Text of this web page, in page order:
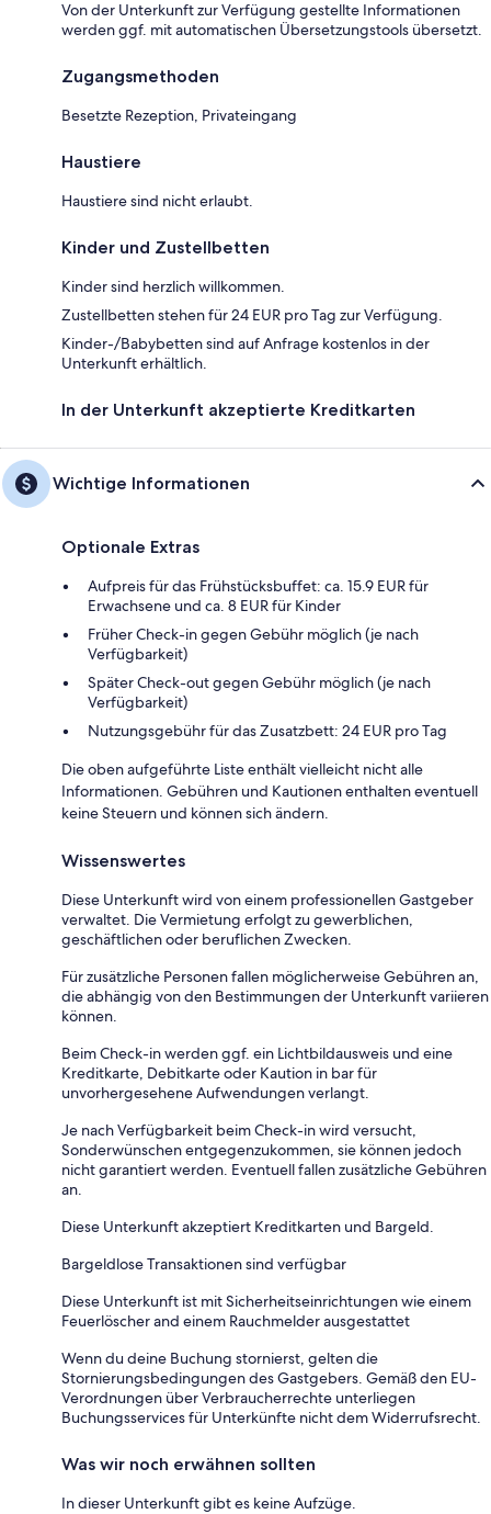
Von der Unterkunft zur Verfügung gestellte Informationen
werden ggf. mit automatischen Übersetzungstools übersetzt.
Zugangsmethoden
Besetzte Rezeption, Privateingang
Haustiere
Haustiere sind nicht erlaubt.
Kinder und Zustellbetten
Kinder sind herzlich willkommen.
Zustellbetten stehen für 24 EUR pro Tag zur Verfügung.
Kinder-/Babybetten sind auf Anfrage kostenlos in der
Unterkunft erhältlich.
In der Unterkunft akzeptierte Kreditkarten
Wichtige Informationen
Optionale Extras
Aufpreis für das Frühstücksbuffet: ca. 15.9 EUR für
Erwachsene und ca. 8 EUR für Kinder
Früher Check-in gegen Gebühr möglich (je nach
Verfügbarkeit)
Später Check-out gegen Gebühr möglich (je nach
Verfügbarkeit)
Nutzungsgebühr für das Zusatzbett: 24 EUR pro Tag
Die oben aufgeführte Liste enthält vielleicht nicht alle
Informationen. Gebühren und Kautionen enthalten eventuell
keine Steuern und können sich ändern.
Wissenswertes
Diese Unterkunft wird von einem professionellen Gastgeber
verwaltet. Die Vermietung erfolgt zu gewerblichen,
geschäftlichen oder beruflichen Zwecken.
Für zusätzliche Personen fallen möglicherweise Gebühren an,
die abhängig von den Bestimmungen der Unterkunft variieren
können.
Beim Check-in werden ggf. ein Lichtbildausweis und eine
Kreditkarte, Debitkarte oder Kaution in bar für
unvorhergesehene Aufwendungen verlangt.
Je nach Verfügbarkeit beim Check-in wird versucht,
Sonderwünschen entgegenzukommen, sie können jedoch
nicht garantiert werden. Eventuell fallen zusätzliche Gebühren
an.
Diese Unterkunft akzeptiert Kreditkarten und Bargeld.
Bargeldlose Transaktionen sind verfügbar
Diese Unterkunft ist mit Sicherheitseinrichtungen wie einem
Feuerlöscher and einem Rauchmelder ausgestattet
Wenn du deine Buchung stornierst, gelten die
Stornierungsbedingungen des Gastgebers. Gemäß den EU-
Verordnungen über Verbraucherrechte unterliegen
Buchungsservices für Unterkünfte nicht dem Widerrufsrecht.
Was wir noch erwähnen sollten
In dieser Unterkunft gibt es keine Aufzüge.